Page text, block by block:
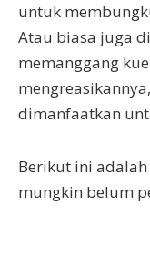
untuk
Atau biasa juga
memanggang
dimanfaatkan
Berikut ini
mungkin belum